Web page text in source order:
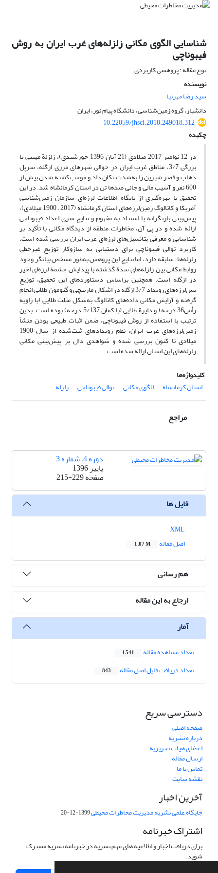
شناسایی الگوی مکانی زلزله‌های غرب ایران به روش
فیبوناچی
نوع مقاله : پژوهشی کاربردی
نویسنده
سید رضا مهرنیا
دانشیار، گروه زمین‌شناسی، دانشگاه پیام نور، ایران
10.22059/jhsci.2018.249018.312
چکیده
در 12 نوامبر 2017 میلادی (21 آبان 1396 خورشیدی)، زلزلة مهیبی با
بزرگی 3/7، مناطق غرب ایران در حوالی شهرهای مرزی ازگله، سرپل
ذهاب و قصر شیرین را به‌شدت تکان داد و موجب کشته شدن بیش از
600 نفر و آسیب مالی و جانی صدها تن در استان کرمانشاه شد. در این
تحقیق با بهره‌گیری از پایگاه اطلاعات لرزه‌ای سازمان زمین‌شناسی
آمریکا و کاتالوگ زمین‌لرزه‌های استان کرمانشاه (2017 – 1900 میلادی)،
پیش‌بینی بازنگرانه با استناد به مفهوم و نتایج سری اعداد فیبوناچی
ارائه شده و در پی آن، مخاطرات منطقه از دیدگاه مکانی با تأکید بر
شناسایی و معرفی پتانسیل‌های لرزه‌ای غرب ایران بررسی شده است.
کاربرد توالی فیبوناچی برای دستیابی به سازوکار توزیع غیرخطی
زلزله‌ها، سابقه دارد، اما نتایج این پژوهش به‌طور مشخص بیانگر وجود
روابط مکانی بین زلزله‌های سدة گذشته با پیدایش چشمة لرزه‌ای اخیر
در ازگله است. همچنین براساس دستاوردهای این تحقیق، توزیع
پس‌لرزه‌های رویداد 3/7 ازگله در اشکال مارپیچی و گنومون طلایی انجام
گرفته و آرایش مکانی داده‌های کاتالوگ به‌شکل مثلث طلایی (با زاویة
رأس36 درجه) و دایرة طلایی (با کمان 5/137 درجه) بوده است. بدین
ترتیب با استفاده از روش فیبوناچی، ضمن اثبات طبیعی بودن منشأ
زمین‌لرزه‌های غرب ایران، نظم رویدادهای ثبت‌شده از سال 1900
میلادی تا کنون بررسی شده و شواهدی دال بر پیش‌بینی مکانی
زلزله‌های این استان ارائه شده ‌است.
کلیدواژه‌ها
استان کرمانشاه
الگوی مکانی توالی فیبوناچی‌ زلزله
مراجع
دوره 4، شماره 3
پاییز 1396
صفحه215-229
فایل ها
اصل مقاله
1.07 M
هم رسانی
ارجاع به این مقاله
آمار
تعداد مشاهده مقاله 1,541
تعداد دریافت فایل اصل مقاله 843
دسترسی سریع
صفحه اصلی
درباره نشریه
اعضای هیات تحریریه
ارسال مقاله
تماس با ما
نقشه سایت
آخرین اخبار
جایگاه علمی نشریه مدیریت مخاطرات محیطی1399-12-20
اشتراک خبرنامه
برای دریافت اخبار و اطلاعیه های مهم نشریه در خبرنامه نشریه مشترک
شوید.